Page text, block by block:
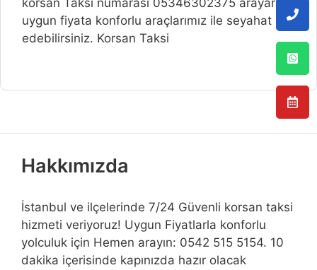
korsan Taksi numarası 05346302375 arayarak
uygun fiyata konforlu araçlarımız ile seyahat
edebilirsiniz. Korsan Taksi
Hakkımızda
İstanbul ve ilçelerinde 7/24 Güvenli korsan taksi
hizmeti veriyoruz! Uygun Fiyatlarla konforlu
yolculuk için Hemen arayın: 0542 515 5154. 10
dakika içerisinde kapınızda hazır olacak